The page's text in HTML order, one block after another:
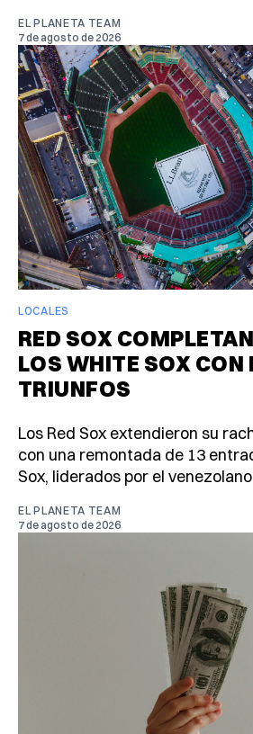
EL PLANETA TEAM
7 de agosto de 2026
LOCALES
RED SOX
LOS WHITE SOX CON
TRIUNFOS
Los Red Sox extendieron su
con una remontada de 13
Sox, liderados por el
EL PLANETA TEAM
7 de agosto de 2026